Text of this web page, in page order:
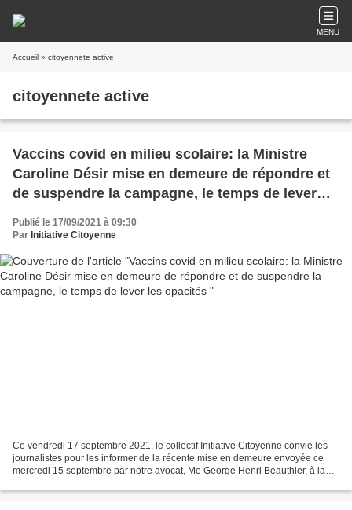
MENU
Accueil » citoyennete active
citoyennete active
Vaccins covid en milieu scolaire: la Ministre
Caroline Désir mise en demeure de répondre et
de suspendre la campagne, le temps de lever
les opacités
Publié le 17/09/2021 à 09:30
Par Initiative Citoyenne
Ce vendredi 17 septembre 2021, le collectif Initiative Citoyenne convie les
journalistes pour les informer de la récente mise en demeure envoyée ce
mercredi 15 septembre par notre avocat, Me George Henri Beauthier, à la